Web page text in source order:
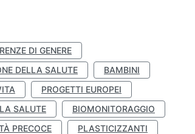
DI GENERE
DELLA SALUTE
BAMBINI
PROGETTI EUROPEI
SALUTE
BIOMONITORAGGIO
PRECOCE
PLASTICIZZANTI